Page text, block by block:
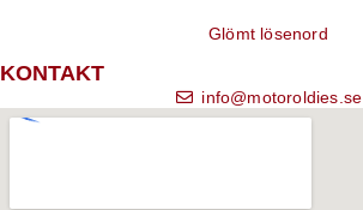
Glömt lösenord
KONTAKT
info@motoroldies.se